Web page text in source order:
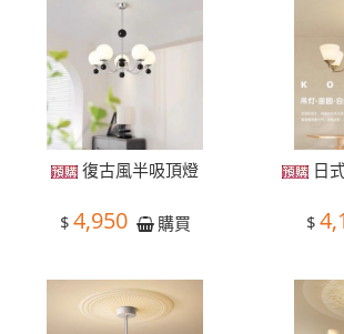
復古風半吸頂燈
$ 4,950 購買
日
$